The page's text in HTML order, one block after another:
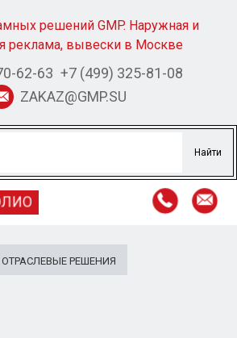
62-63 +7 (499) 325-81-08
ZAKAZ@GMP.SU
ОТРАСЛЕВЫЕ РЕШЕНИЯ